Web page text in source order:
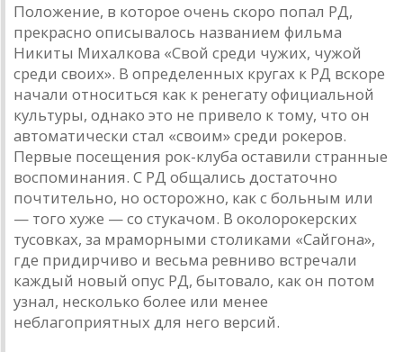
Положение, в которое очень скоро попал РД,
прекрасно описывалось названием фильма
Никиты Михалкова «Свой среди чужих, чужой
среди своих». В определенных кругах к РД вскоре
начали относиться как к ренегату официальной
культуры, однако это не привело к тому, что он
автоматически стал «своим» среди рокеров.
Первые посещения рок-клуба оставили странные
воспоминания. С РД общались достаточно
почтительно, но осторожно, как с больным или
— того хуже — со стукачом. В околорокерских
тусовках, за мраморными столиками «Сайгона»,
где придирчиво и весьма ревниво встречали
каждый новый опус РД, бытовало, как он потом
узнал, несколько более или менее
неблагоприятных для него версий.